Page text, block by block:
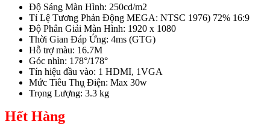
Độ Sáng Màn Hình: 250cd/m2
Tỉ Lệ Tương Phản Động MEGA: NTSC 1976) 72% 16:9
Độ Phân Giải Màn Hình: 1920 x 1080
Thời Gian Đáp Ứng: 4ms (GTG)
Hỗ trợ màu: 16.7M
Góc nhìn: 178°/178°
Tín hiệu đầu vào: 1 HDMI, 1VGA
Mức Tiêu Thụ̣ Điện: Max 30w
Trọng Lượng: 3.3 kg
Hết Hàng